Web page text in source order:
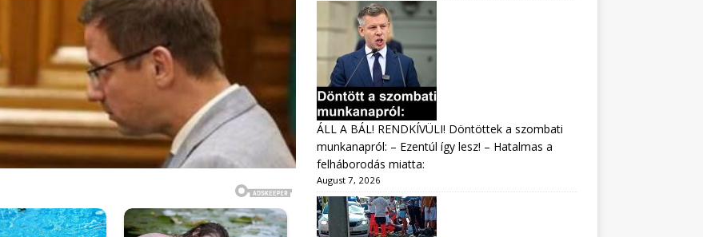
ÁLL A BÁL! RENDKÍVÜLI! Döntöttek a szombati
munkanapról: – Ezentúl így lesz! – Hatalmas a
felháborodás miatta:
August 7, 2026